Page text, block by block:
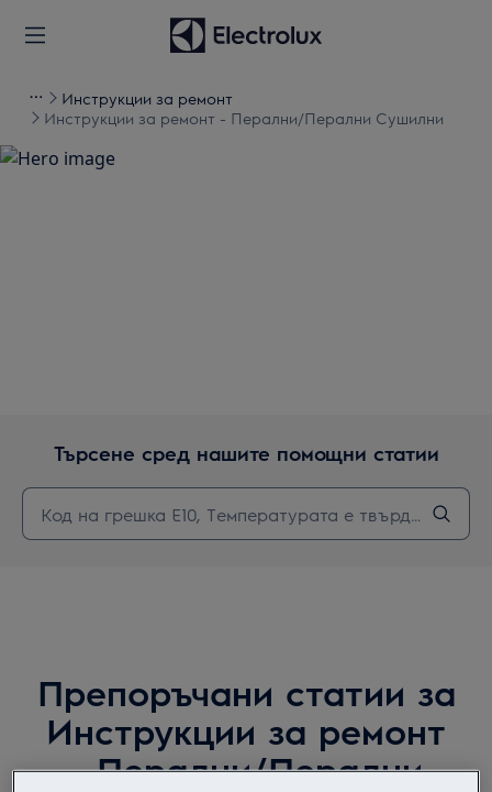
Инструкции за ремонт
Инструкции за ремонт - Перални/Перални Сушилни
Търсене сред нашите помощни статии
Препоръчани статии за
Инструкции за ремонт
- Перални/Перални